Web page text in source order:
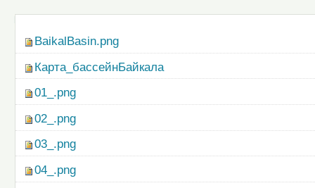
BaikalBasin.png
Карта_бассейнБайкала
01_.png
02_.png
03_.png
04_.png